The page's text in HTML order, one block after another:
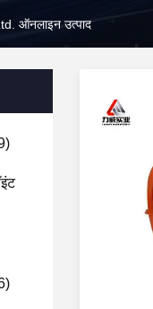
ऑनलाइन उत्पाद